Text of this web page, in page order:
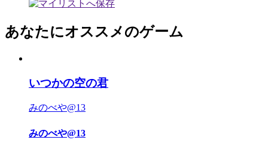
あなたにオススメのゲーム
いつかの空の君
みのべや@13
みのべや@13